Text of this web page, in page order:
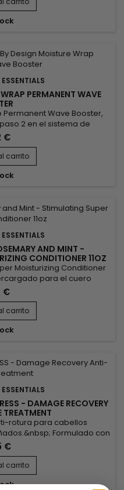
Contiene una mezcla
que...
PERMANENT WAVE
Permanent Wave Booster,
2 en el sistema de
para suavizar los
necesario para lograr el
El potenciador de ondas
Moisture Wrap brinda
ni...
€
carrito
AND MINT -
CONDITIONER 11OZ
Moisturizing Conditioner
para el cuero
rápidamente y revitaliza
mientras revitaliza y
€
carrito
- DAMAGE RECOVERY
rotura para cabellos
Formulado con
Design Essentials - STS
Breakage Treatment da
la rotura.&nbsp;
este tratamiento anti-
€
carrito